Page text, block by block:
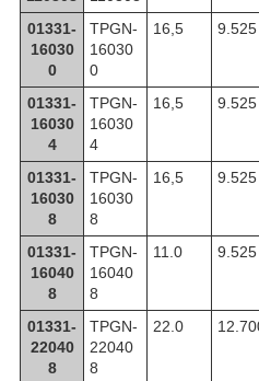
01331-
16030
0
TPGN-
16030
0
16,5 9.525
01331-
16030
4
TPGN-
16030
4
16,5 9.525
01331-
16030
8
TPGN-
16030
8
16,5 9.525
01331-
16040
8
TPGN-
16040
8
11.0 9.525
01331-
22040
8
TPGN-
22040
8
22.0